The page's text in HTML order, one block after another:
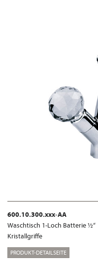
600.10.300.xxx-AA
Waschtisch 1-Loch Batterie ½“
Kristallgriffe
PRODUKT-DETAILSEITE